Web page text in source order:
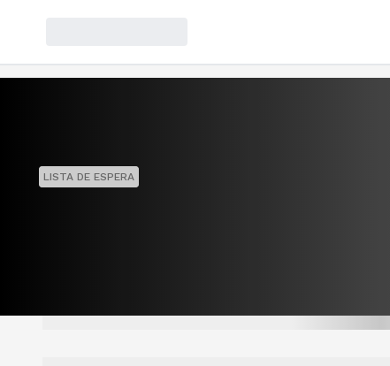
LISTA DE ESPERA